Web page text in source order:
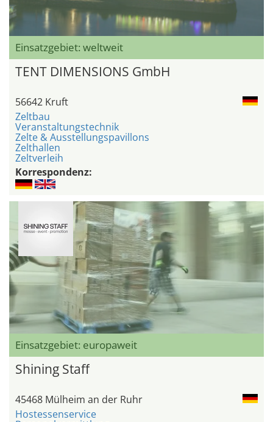
Einsatzgebiet: weltweit
TENT DIMENSIONS GmbH
56642 Kruft
Zeltbau
Veranstaltungstechnik
Zelte & Ausstellungspavillons
Zelthallen
Zeltverleih
Korrespondenz:
Einsatzgebiet: europaweit
Shining Staff
45468 Mülheim an der Ruhr
Hostessenservice